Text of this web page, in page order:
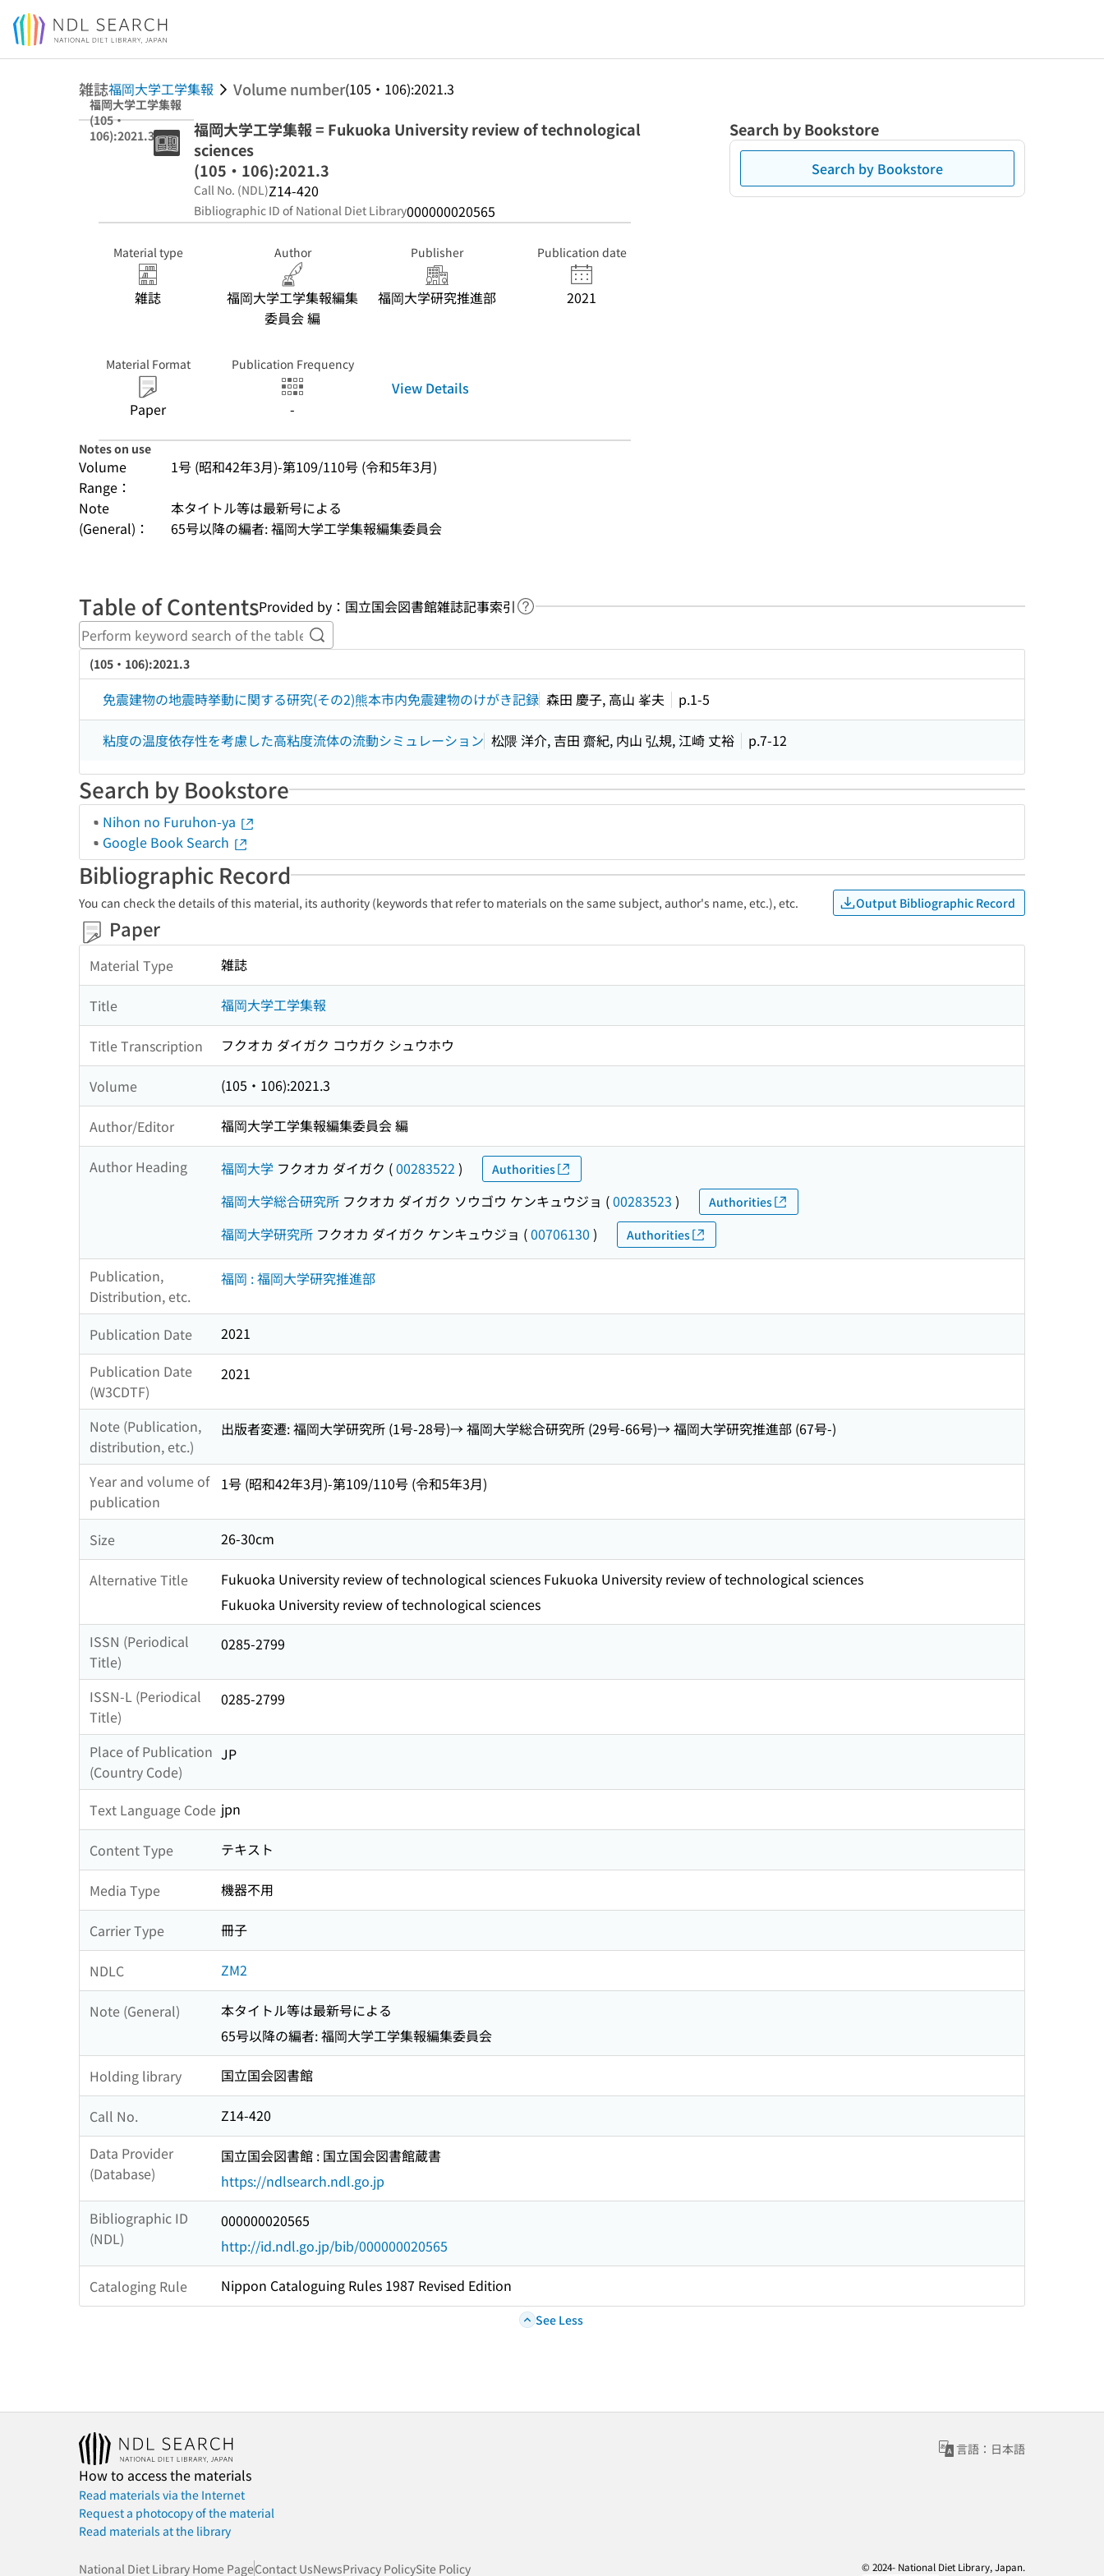
Jump to main content
雑誌福岡大学工学集報 Volume number(105・106):2021.3
福岡大学工学集報
(105・
106):2021.3
福岡大学工学集報 = Fukuoka University review of technological
sciences
(105・106):2021.3
Call No. (NDL)Z14-420
Bibliographic ID of National Diet Library000000020565
Material type
雑誌
Author
福岡大学工学集報編集
委員会 編
Publisher
福岡大学研究推進部
Publication date
2021
Material Format
Paper
Publication Frequency
-
View Details
Notes on use
Volume
Range：
1号 (昭和42年3月)-第109/110号 (令和5年3月)
Note
(General)：
本タイトル等は最新号による
65号以降の編者: 福岡大学工学集報編集委員会
Search by Bookstore
Search by Bookstore
Table of ContentsProvided by：国立国会図書館雑誌記事索引 Link to Help Page
Perform keyword search of the table of contents
(105・106):2021.3
免震建物の地震時挙動に関する研究(その2)熊本市内免震建物のけがき記録 森田 慶子, 高山 峯夫 p.1-5
粘度の温度依存性を考慮した高粘度流体の流動シミュレーション 松隈 洋介, 吉田 齋紀, 内山 弘規, 江崎 丈裕 p.7-12
Search by Bookstore
Nihon no Furuhon-ya
Google Book Search
Bibliographic Record
You can check the details of this material, its authority (keywords that refer to materials on the same subject, author's name, etc.), etc. Output Bibliographic Record
Paper
Material Type 雑誌
Title 福岡大学工学集報
Title Transcription フクオカ ダイガク コウガク シュウホウ
Volume (105・106):2021.3
Author/Editor 福岡大学工学集報編集委員会 編
Author Heading 福岡大学 フクオカ ダイガク (00283522 ) Authorities
福岡大学総合研究所 フクオカ ダイガク ソウゴウ ケンキュウジョ (00283523 ) Authorities
福岡大学研究所 フクオカ ダイガク ケンキュウジョ (00706130 ) Authorities
Publication,
Distribution, etc.
福岡 : 福岡大学研究推進部
Publication Date
2021
Publication Date
(W3CDTF)
2021
Note (Publication,
distribution, etc.)
出版者変遷: 福岡大学研究所 (1号-28号)→ 福岡大学総合研究所 (29号-66号)→ 福岡大学研究推進部 (67号-)
Year and volume of
publication
1号 (昭和42年3月)-第109/110号 (令和5年3月)
Size 26-30cm
Alternative Title
Fukuoka University review of technological sciences Fukuoka University review of technological sciences
Fukuoka University review of technological sciences
ISSN (Periodical
Title)
0285-2799
ISSN-L (Periodical
Title)
0285-2799
Place of Publication
(Country Code)
JP
Text Language Code jpn
Content Type テキスト
Media Type 機器不用
Carrier Type 冊子
NDLC ZM2
Note (General)
本タイトル等は最新号による
65号以降の編者: 福岡大学工学集報編集委員会
Holding library 国立国会図書館
Call No.
Z14-420
Data Provider
(Database)
国立国会図書館 : 国立国会図書館蔵書
https://ndlsearch.ndl.go.jp
Bibliographic ID
(NDL)
000000020565
http://id.ndl.go.jp/bib/000000020565
Cataloging Rule Nippon Cataloguing Rules 1987 Revised Edition
See Less
言語：日本語
How to access the materials
Read materials via the Internet
Request a photocopy of the material
Read materials at the library
National Diet Library Home PageContact UsNewsPrivacy PolicySite Policy © 2024- National Diet Library, Japan.